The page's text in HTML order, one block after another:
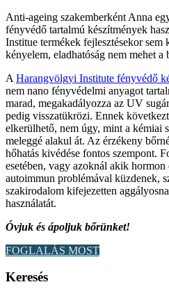
Anti-ageing szakemberként Anna
fényvédő tartalmú készítmények
Institue termékek fejlesztésekor
kényelem, eladhatóság nem mehet a
A Harangvölgyi Institute fényvédő
nem nano fényvédelmi anyagot
marad, megakadályozza az UV
pedig visszatükrözi. Ennek
elkerülhető, nem úgy, mint a kémiai
meleggé alakul át. Az érzékeny
hőhatás kivédése fontos szempont.
esetében, vagy azoknál akik hormon
autoimmun problémával küzdenek,
szakirodalom kifejezetten
használatát.
Óvjuk és ápoljuk bőrünket!
FOGLALÁS MOST
Keresés